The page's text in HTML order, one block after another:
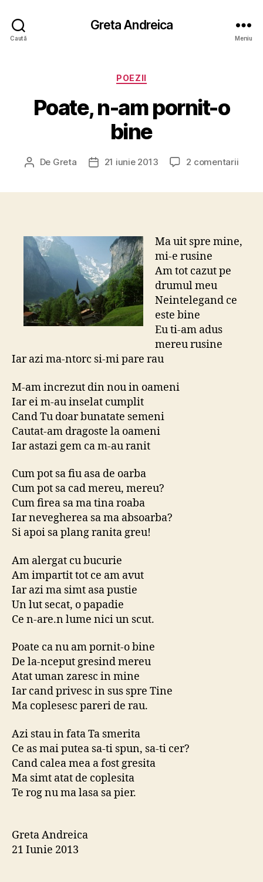
Caută
Greta Andreica
Meniu
Categorii
POEZII
Poate, n-am pornit-o
bine
Autor
De Greta
Dată21 iunie 2013 2 comentariila
bine
Ma uit spre mine,
mi-e rusine
Am tot cazut pe
drumul meu
Neintelegand ce
este bine
Eu ti-am adus
mereu rusine
Iar azi ma-ntorc si-mi pare rau
M-am increzut din nou in oameni
Iar ei m-au inselat cumplit
Cand Tu doar bunatate semeni
Cautat-am dragoste la oameni
Iar astazi gem ca m-au ranit
Cum pot sa fiu asa de oarba
Cum pot sa cad mereu, mereu?
Cum firea sa ma tina roaba
Iar nevegherea sa ma absoarba?
Si apoi sa plang ranita greu!
Am alergat cu bucurie
Am impartit tot ce am avut
Iar azi ma simt asa pustie
Un lut secat, o papadie
Ce n-are.n lume nici un scut.
Poate ca nu am pornit-o bine
De la-nceput gresind mereu
Atat uman zaresc in mine
Iar cand privesc in sus spre Tine
Ma coplesesc pareri de rau.
Azi stau in fata Ta smerita
Ce as mai putea sa-ti spun, sa-ti cer?
Cand calea mea a fost gresita
Ma simt atat de coplesita
Te rog nu ma lasa sa pier.
Greta Andreica
21 Iunie 2013